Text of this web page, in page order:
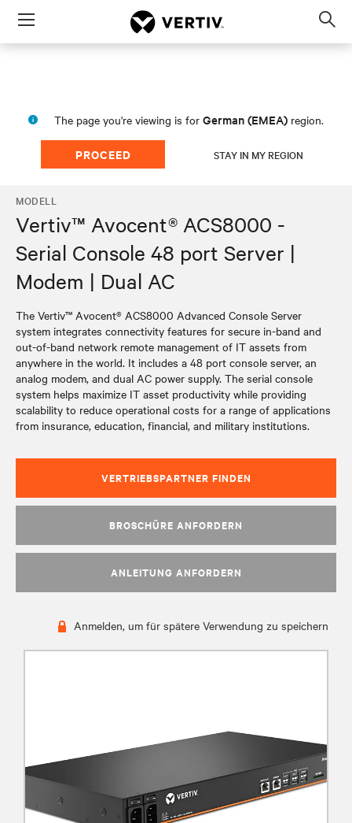
Menu
The page you're viewing is for German (EMEA) region.
PROCEED STAY IN MY REGION
MODELL
Vertiv™ Avocent® ACS8000 -
Serial Console 48 port Server |
Modem | Dual AC
The Vertiv™ Avocent® ACS8000 Advanced Console Server
system integrates connectivity features for secure in-band and
out-of-band network remote management of IT assets from
anywhere in the world. It includes a 48 port console server, an
analog modem, and dual AC power supply. The serial console
system helps maximize IT asset productivity while providing
scalability to reduce operational costs for a range of applications
from insurance, education, financial, and military institutions.
VERTRIEBSPARTNER FINDEN
BROSCHÜRE ANFORDERN
ANLEITUNG ANFORDERN
Anmelden, um für spätere Verwendung zu speichern